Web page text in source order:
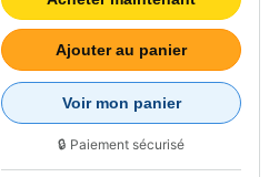
Ajouter au panier
Voir mon panier
🔒 Paiement sécurisé